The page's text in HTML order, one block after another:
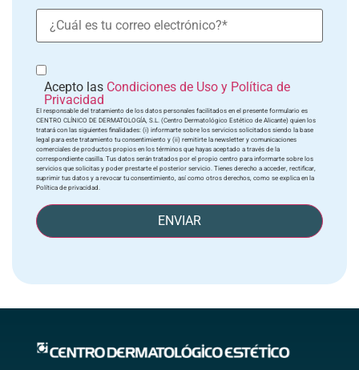
Acepto las Condiciones de Uso y Política de
Privacidad
El responsable del tratamiento de los datos personales facilitados en el presente formulario es
CENTRO CLÍNICO DE DERMATOLOGÍA, S.L. (Centro Dermatológico Estético de Alicante) quien los
tratará con las siguientes finalidades: (i) informarte sobre los servicios solicitados siendo la base
legal para este tratamiento tu consentimiento y (ii) remitirte la newsletter y comunicaciones
comerciales de productos propios en los términos que hayas aceptado a través de la
correspondiente casilla. Tus datos serán tratados por el propio centro para informarte sobre los
servicios que solicitas y poder prestarte el posterior servicio. Tienes derecho a acceder, rectificar,
suprimir tus datos y a revocar tu consentimiento, así como otros derechos, como se explica en la
Política de privacidad.
ENVIAR